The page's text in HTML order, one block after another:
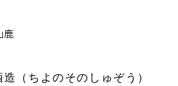
鹿
（ちよのそのしゅぞう）